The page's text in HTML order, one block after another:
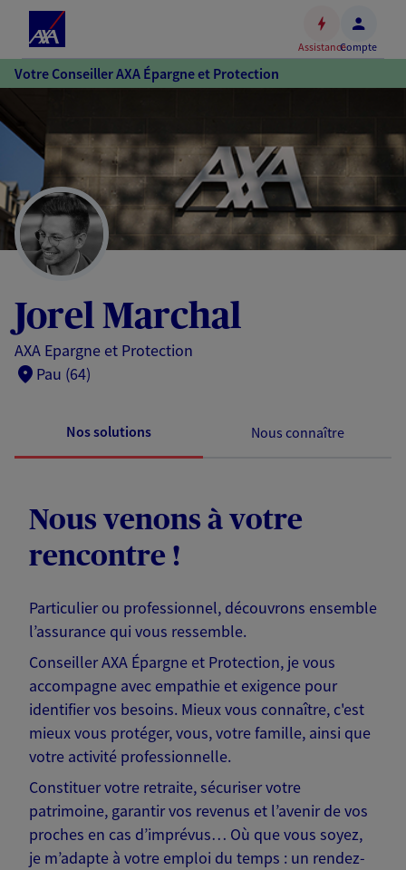
Accéder
au
Accéder
au
pied
de
page
AssistanceCompte
Votre Conseiller AXA Épargne et Protection
Jorel Marchal
AXA Epargne et Protection
Pau (64)
Nos solutions Nous connaître
Nous venons à votre
rencontre !
Particulier ou professionnel, découvrons ensemble
l’assurance qui vous ressemble.
Conseiller AXA Épargne et Protection, je vous
accompagne avec empathie et exigence pour
identifier vos besoins. Mieux vous connaître, c'est
mieux vous protéger, vous, votre famille, ainsi que
votre activité professionnelle.
Constituer votre retraite, sécuriser votre
patrimoine, garantir vos revenus et l’avenir de vos
proches en cas d’imprévus… Où que vous soyez,
je m’adapte à votre emploi du temps : un rendez-